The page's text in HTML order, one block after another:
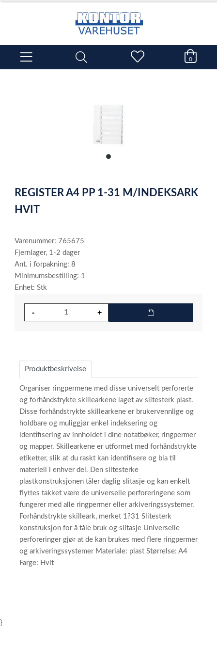
0
item
of
1
REGISTER A4 PP 1-31 M/INDEKSARK
HVIT
Varenummer: 765675
Fjernlager, 1-2 dager
Ant. i forpakning: 8
Minimumsbestilling: 1
Enhet: Stk
Produktbeskrivelse
Organiser ringpermene med disse universelt perforerte
og forhåndstrykte skillearkene laget av slitesterk plast.
Disse forhåndstrykte skillearkene er brukervennlige og
holdbare og muliggjør enkel indeksering og
identifisering av innholdet i dine notatbøker, ringpermer
og mapper. Skillearkene er utformet med forhåndstrykte
etiketter, slik at du raskt kan identifisere og bla til
materiell i enhver del. Den slitesterke
plastkonstruksjonen tåler daglig slitasje og kan enkelt
flyttes takket være de universelle perforeringene som
fungerer med alle ringpermer eller arkiveringssystemer.
Forhåndstrykte skilleark, merket 1?31 Slitesterk
konstruksjon for å tåle bruk og slitasje Universelle
perforeringer gjør at de kan brukes med flere ringpermer
og arkiveringssystemer Materiale: plast Størrelse: A4
Farge: Hvit
}